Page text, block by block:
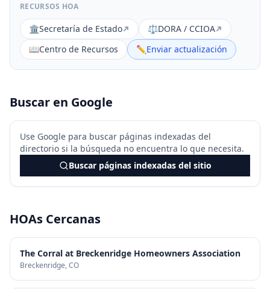
RECURSOS HOA
🏛️Secretaría de Estado ⚖️DORA / CCIOA
📖Centro de Recursos ✏️Enviar actualización
Buscar en Google
Use Google para buscar páginas indexadas del
directorio si la búsqueda no encuentra lo que necesita.
Buscar páginas indexadas del sitio
HOAs Cercanas
The Corral at Breckenridge Homeowners Association
Breckenridge, CO